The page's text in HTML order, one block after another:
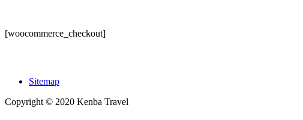
[woocommerce_checkout]
Sitemap
Copyright © 2020 Kenba Travel